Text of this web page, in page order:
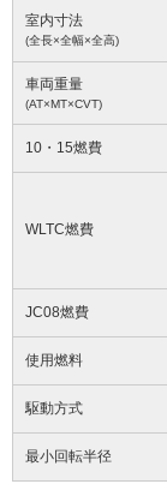
室内寸法
(全長×全幅×全高)
車両重量
(AT×MT×CVT)
10・15燃費
WLTC燃費
JC08燃費
使用燃料
駆動方式
最小回転半径